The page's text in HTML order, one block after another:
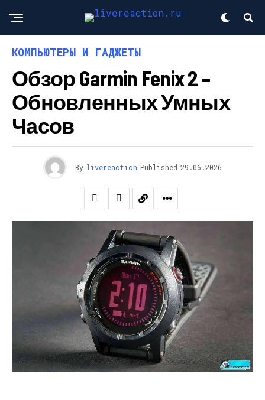
КОМПЬЮТЕРЫ И ГАДЖЕТЫ
Обзор Garmin Fenix 2 –
Обновленных Умных
Часов
By livereaction Published 29.06.2026